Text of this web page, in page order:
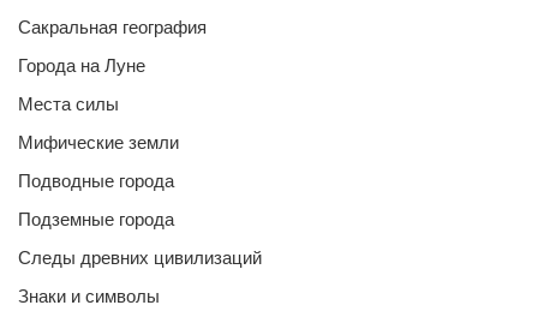
Сакральная география
Города на Луне
Места силы
Мифические земли
Подводные города
Подземные города
Следы древних цивилизаций
Знаки и символы